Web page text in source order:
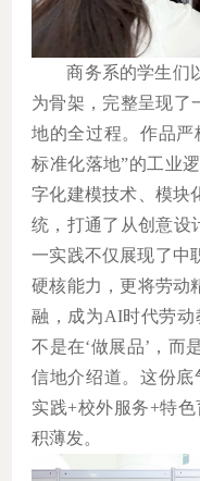
商务系的学生们
为骨架，完整呈现了
地的全过程。作品严
标准化落地”的工业
字化建模技术、模块
统，打通了从创意设
一实践不仅展现了中
硬核能力，更将劳动
融，成为AI时代劳动
不是在‘做展品’，而
信地介绍道。这份底
实践+校外服务+特色
积薄发。